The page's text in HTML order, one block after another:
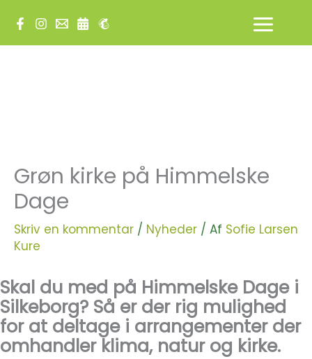
indholdet
Grøn kirke på Himmelske
Dage
Skriv en kommentar / Nyheder / Af Sofie Larsen
Kure
Skal du med på Himmelske Dage i
Silkeborg? Så er der rig mulighed
for at deltage i arrangementer der
omhandler klima, natur og kirke.